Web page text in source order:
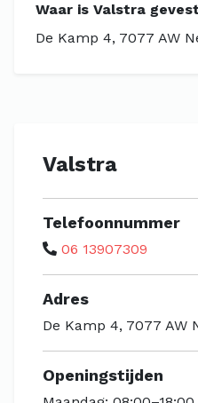
Waar is Valstra
De Kamp 4, 7077 AW
Valstra
Telefoonnummer
06 13907309
Adres
De Kamp 4, 7077 AW
Openingstijden